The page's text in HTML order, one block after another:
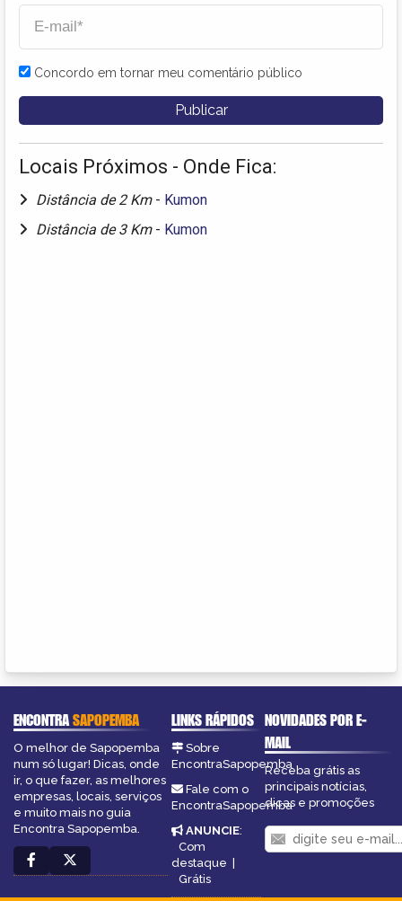
Concordo em tornar meu comentário público
Locais Próximos - Onde Fica:
Distância de 2 Km - Kumon
Distância de 3 Km - Kumon
ENCONTRASAPOPEMBA
O melhor de Sapopemba
num só lugar! Dicas, onde
ir, o que fazer, as melhores
empresas, locais, serviços
e muito mais no guia
Encontra Sapopemba.
LINKS RÁPIDOS
Sobre
EncontraSapopemba
Fale com o
EncontraSapopemba
ANUNCIE:
Com
destaque |
Grátis
NOVIDADES POR E-
MAIL
Receba grátis as
principais notícias,
dicas e promoções